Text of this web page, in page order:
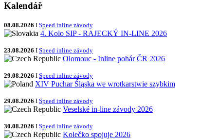
Kalendář
08.08.2026 I Speed inline závody
4. Kolo SIP - RAJECKÝ IN-LINE 2026
23.08.2026 I Speed inline závody
Olomouc - Inline pohár ČR 2026
29.08.2026 I Speed inline závody
XIV Puchar Śląska we wrotkarstwie szybkim
29.08.2026 I Speed inline závody
Veselské in-line závody 2026
30.08.2026 I Speed inline závody
Kolečko spojuje 2026